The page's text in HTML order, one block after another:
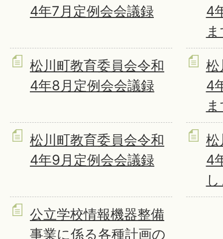
4年7月定例会会議録
4
松川町教育委員会令和
4年8月定例会会議録
松
4
松川町教育委員会令和
4年9月定例会会議録
松
4
公立学校情報機器整備
事業に係る各種計画の